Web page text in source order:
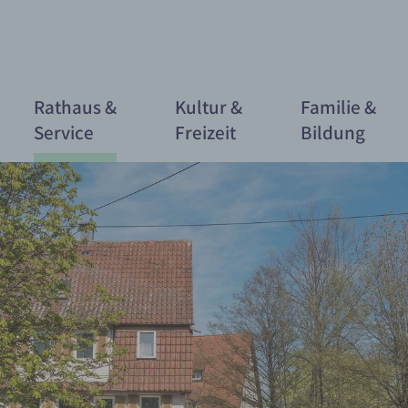
Rathaus &
Service
Kultur &
Freizeit
Familie &
Bildung